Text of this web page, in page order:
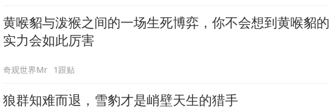
黄喉貂与泼猴之间的一场生死博弈，你不会想到黄喉貂的
实力会如此厉害
奇观世界Mr 1跟贴
狼群知难而退，雪豹才是峭壁天生的猎手